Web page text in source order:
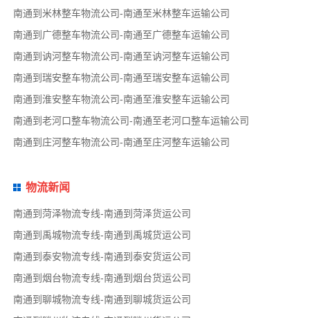
南通到米林整车物流公司-南通至米林整车运输公司
南通到广德整车物流公司-南通至广德整车运输公司
南通到讷河整车物流公司-南通至讷河整车运输公司
南通到瑞安整车物流公司-南通至瑞安整车运输公司
南通到淮安整车物流公司-南通至淮安整车运输公司
南通到老河口整车物流公司-南通至老河口整车运输公司
南通到庄河整车物流公司-南通至庄河整车运输公司
物流新闻
南通到菏泽物流专线-南通到菏泽货运公司
南通到禹城物流专线-南通到禹城货运公司
南通到泰安物流专线-南通到泰安货运公司
南通到烟台物流专线-南通到烟台货运公司
南通到聊城物流专线-南通到聊城货运公司